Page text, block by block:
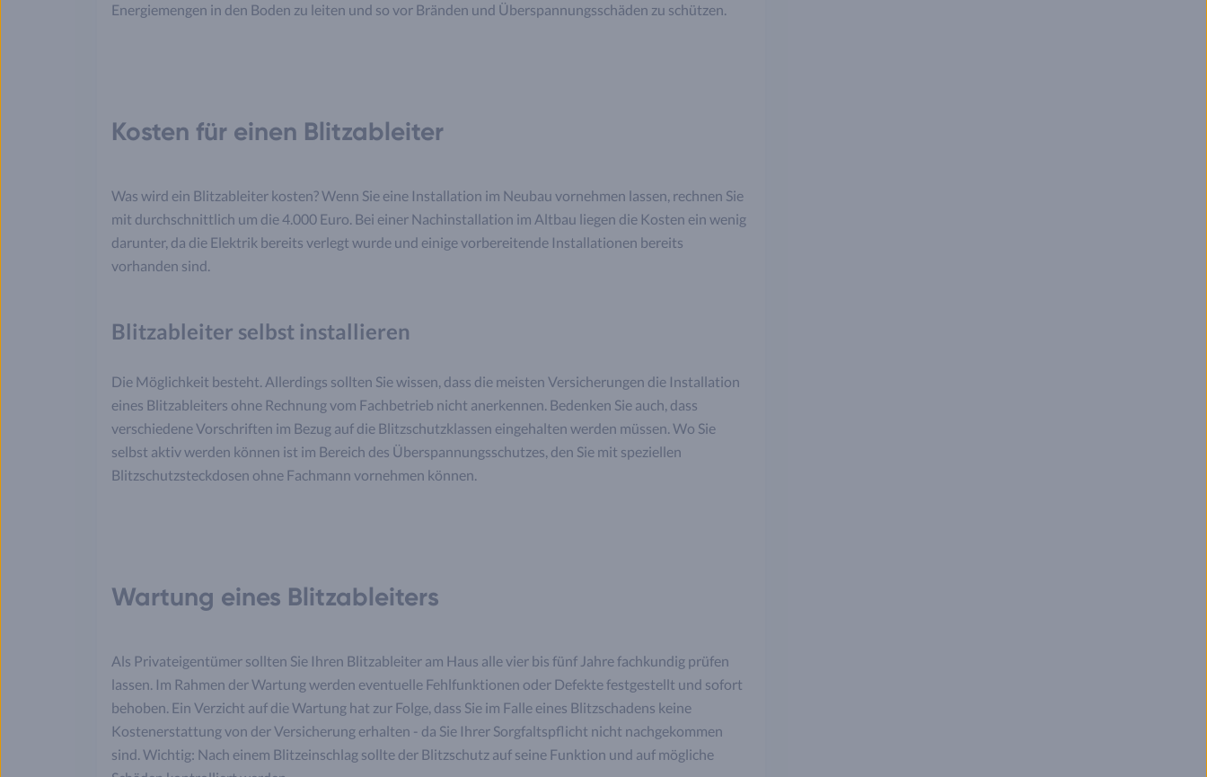
Energiemengen in den Boden zu leiten und so vor Bränden und Überspannungsschäden zu schützen.
Kosten für einen Blitzableiter
Was wird ein Blitzableiter kosten? Wenn Sie eine Installation im Neubau vornehmen lassen, rechnen Sie
mit durchschnittlich um die 4.000 Euro. Bei einer Nachinstallation im Altbau liegen die Kosten ein wenig
darunter, da die Elektrik bereits verlegt wurde und einige vorbereitende Installationen bereits
vorhanden sind.
Blitzableiter selbst installieren
Die Möglichkeit besteht. Allerdings sollten Sie wissen, dass die meisten Versicherungen die Installation
eines Blitzableiters ohne Rechnung vom Fachbetrieb nicht anerkennen. Bedenken Sie auch, dass
verschiedene Vorschriften im Bezug auf die Blitzschutzklassen eingehalten werden müssen. Wo Sie
selbst aktiv werden können ist im Bereich des Überspannungsschutzes, den Sie mit speziellen
Blitzschutzsteckdosen ohne Fachmann vornehmen können.
Wartung eines Blitzableiters
Als Privateigentümer sollten Sie Ihren Blitzableiter am Haus alle vier bis fünf Jahre fachkundig prüfen
lassen. Im Rahmen der Wartung werden eventuelle Fehlfunktionen oder Defekte festgestellt und sofort
behoben. Ein Verzicht auf die Wartung hat zur Folge, dass Sie im Falle eines Blitzschadens keine
Kostenerstattung von der Versicherung erhalten - da Sie Ihrer Sorgfaltspflicht nicht nachgekommen
sind. Wichtig: Nach einem Blitzeinschlag sollte der Blitzschutz auf seine Funktion und auf mögliche